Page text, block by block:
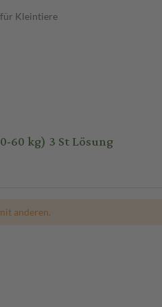
für Kleintiere
60 kg) 3 St Lösung
anderen.